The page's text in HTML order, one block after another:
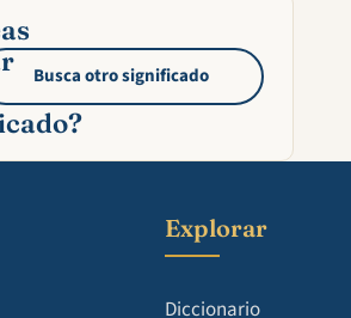
Busca otro significado
Explorar
Diccionario